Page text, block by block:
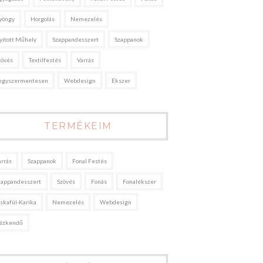
Horgolás Nemezelés
Műhely Szappandesszert Szappanok
Textilfestés Varrás
Webdesign Ékszer
TERMÉKEIM
Szappanok Fonal Festés
Szövés Fonás Fonalékszer
Karika Nemezelés Webdesign